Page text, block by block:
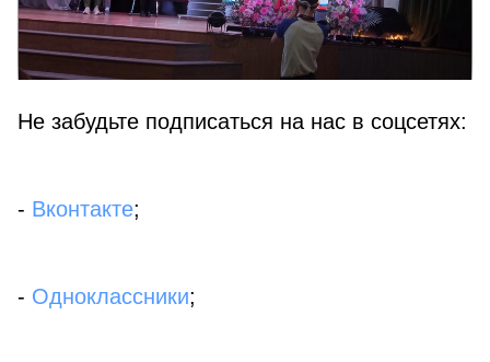
Не забудьте подписаться на нас в соцсетях:
- Вконтакте;
- Одноклассники;